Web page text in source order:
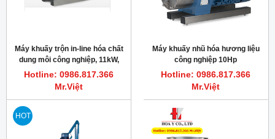
Máy khuấy trộn in-line hóa chất
dung môi công nghiệp, 11kW,
3000RPM, Silverson 450HV-CD
Hotline: 0986.817.366
Mr.Việt
Máy khuấy nhũ hóa hương liệu
công nghiệp 10Hp
3000vòng/phút, Silverson
312/450MS
Hotline: 0986.817.366
Mr.Việt
HOT